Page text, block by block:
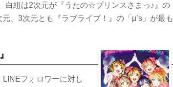
白組は2次元が『うたの☆プリンスさまっ♪』の
、3次元とも『ラブライブ！』の「μ’s」が最も
フォロワーに対し